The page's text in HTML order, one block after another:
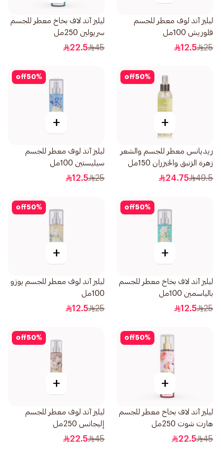
ليليز آند لوف معطر للجسم
فلوريش 100مل
25
12.5
ليليز آند لاف بخاخ معطر للجسم
سريولين 250مل
45
22.5
50%
off
+
ريديانس معطر للجسم والشعر
زهرة الزنبق والخيزران 150مل
49.5
24.75
50%
off
+
ليليز آند لوف معطر للجسم
سيليستين 100مل
25
12.5
50%
off
+
ليليز آند لاف بخاخ معطر للجسم
بالياسمين 100مل
25
12.5
50%
off
+
ليليز آند لوف معطر للجسم يوزو
100مل
25
12.5
50%
off
+
ليليز آند لاف بخاخ معطر للجسم
هارت شوت 250مل
45
22.5
50%
off
+
ليليز آند لوف معطر للجسم
إليجانس 250مل
45
22.5